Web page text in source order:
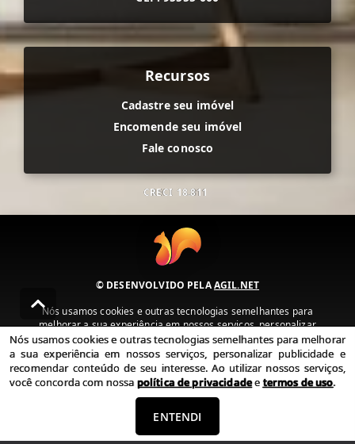
Recursos
Cadastre seu imóvel
Encomende seu imóvel
Fale conosco
CRECI 18.811
© DESENVOLVIDO PELAAGIL.NET
Nós usamos cookies e outras tecnologias semelhantes para
melhorar a sua experiência em nossos serviços, personalizar
publicidade e recomendar conteúdo de seu interesse. Ao utilizar
nossos serviços, você concorda com nossa política de privacidade e
termos de uso.
Política de Privacidade Termos de uso
Nós usamos cookies e outras tecnologias semelhantes para melhorar
a sua experiência em nossos serviços, personalizar publicidade e
recomendar conteúdo de seu interesse. Ao utilizar nossos serviços,
você concorda com nossa política de privacidadeetermos de uso.
ENTENDI